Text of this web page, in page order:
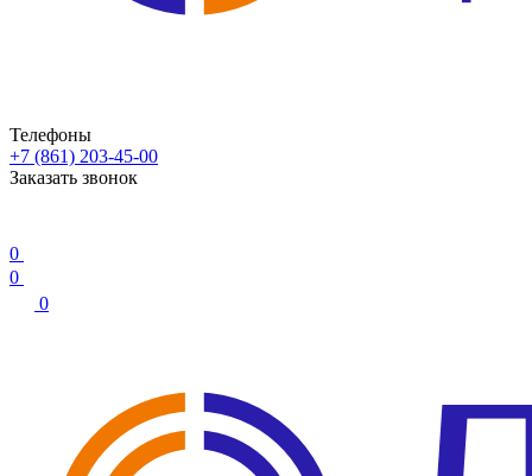
Телефоны
+7 (861) 203-45-00
Заказать звонок
0
0
0